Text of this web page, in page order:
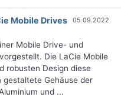
Mobile Drives
05.09.2022
Mobile Drive- und
Die LaCie Mobile
robusten Design diese
gestaltete Gehäuse der
und ...